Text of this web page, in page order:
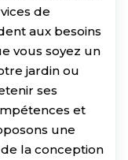
de
aux besoins
vous soyez un
jardin ou
ses
et
une
la conception